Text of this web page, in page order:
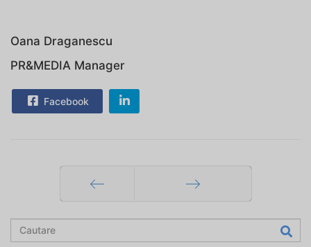
Oana Draganescu
PR&MEDIA Manager
Facebook
Prec Mai departe